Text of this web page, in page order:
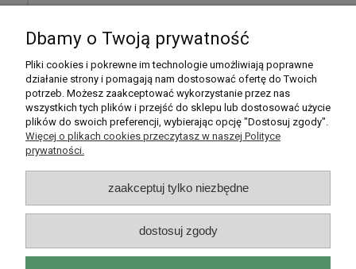
Moje konto
Płatności i dostawa
Informacje
O nas
Dbamy o Twoją prywatność
Pliki cookies i pokrewne im technologie umożliwiają poprawne
działanie strony i pomagają nam dostosować ofertę do Twoich
potrzeb. Możesz zaakceptować wykorzystanie przez nas
wszystkich tych plików i przejść do sklepu lub dostosować użycie
plików do swoich preferencji, wybierając opcję "Dostosuj zgody".
Więcej o plikach cookies przeczytasz w naszej Polityce
prywatności.
zaakceptuj tylko niezbędne
dostosuj zgody